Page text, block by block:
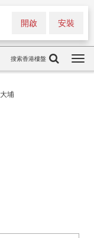
安裝
開啟
搜索香港樓盤
大埔